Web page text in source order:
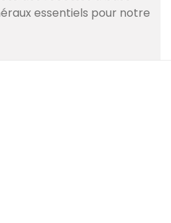
essentiels pour notre